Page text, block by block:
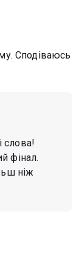
Сподіваюсь
слова!
фінал.
ніж